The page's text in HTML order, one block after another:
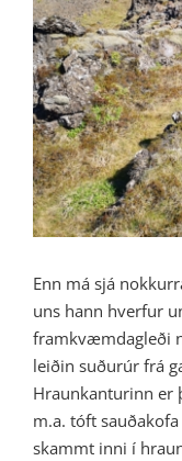
Enn má sjá
uns hann hverfur
framkvæmdagleði
leiðin suðurúr frá
Hraunkanturinn er
m.a. tóft
skammt inni í